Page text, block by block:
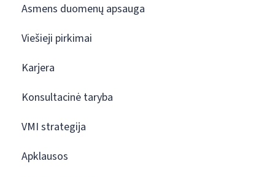
Asmens duomenų apsauga
Viešieji pirkimai
Karjera
Konsultacinė taryba
VMI strategija
Apklausos